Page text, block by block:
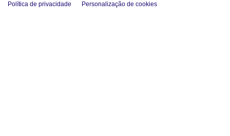
Política de privacidade
Personalização de cookies